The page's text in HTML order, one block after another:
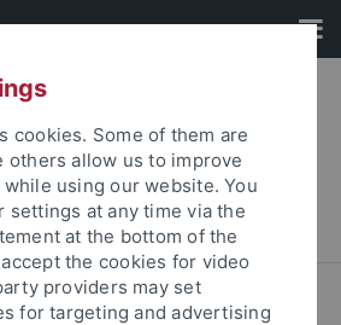
Sciences
... News
cookies. Some of them are
others allow us to improve
using our website. You
settings at any time via the
at the bottom of the
the cookies for video
providers may set
for targeting and advertising